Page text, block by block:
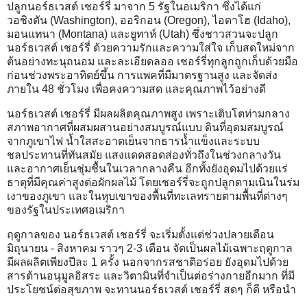
ปลูกนอร์ธเวสต์ เชอร์รี่ มาจาก 5 รัฐในอเมริกา ซึ่งได้แก่
วอชิงตัน (Washington), ออริกอน (Oregon), ไอดาโฮ (Idaho),
มอนแทนา (Montana) และยูทาห์ (Utah) ซึ่งชาวสวนจะปลูก
นอร์ธเวสต์ เชอร์รี่ ด้วยความรักและความใส่ใจ เก็บสดใหม่จาก
ต้นอย่างทะนุถนอม และละเอียดลออ เชอร์รี่ทุกลูกถูกเก็บด้วยมือ
ก่อนช่วงพระอาทิตย์ขึ้น การแพคที่มีมาตรฐานสูง และจัดส่ง
ภายใน 48 ชั่วโมง เพื่อคงความสด และคุณภาพไว้อย่างดี
นอร์ธเวสต์ เชอร์รี่ มีผลผลิตคุณภาพสูง เพราะเติบโตท่ามกลาง
สภาพอากาศที่ผสมผสานอย่างสมบูรณ์แบบ ดินที่อุดมสมบูรณ์
จากภูเขาไฟ น้ำใสสะอาดเย็นจากธารน้ำแข็งและระบบ
ชลประทานที่ทันสมัย แสงแดดสอดส่องทั่วถึงในช่วงกลางวัน
และอากาศเย็นชุ่มชื้นในเวลากลางคืน อีกทั้งยังอุดมไปด้วยแร่
ธาตุที่มีคุณค่าสูงต่อผักผลไม้ โดยเชอร์รี่จะถูกปลูกตามเนินในร่ม
เงาของภูเขา และในหุบเขาของพื้นที่ทะเลทรายตามพื้นที่ต่างๆ
ของรัฐในประเทศอเมริกา
ฤดูกาลของ นอร์ธเวสต์ เชอร์รี่ จะเริ่มตั้งแต่ช่วงปลายเดือน
มิถุนายน - สิงหาคม ราวๆ 2-3 เดือน จัดเป็นผลไม้เฉพาะฤดูกาล
มีผลผลิตเพียงปีละ 1 ครั้ง นอกจากรสชาติอร่อย ยังอุดมไปด้วย
สารต้านอนุมูลอิสระ และวิตามินที่จำเป็นต่อร่างกายอีกมาก ที่มี
ประโยชน์ต่อสุขภาพ จะทานนอร์ธเวสต์ เชอร์รี่ สดๆ ก็ดี หรือนำ